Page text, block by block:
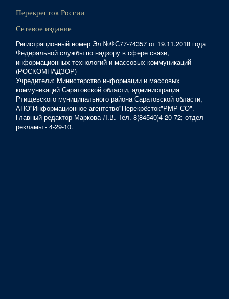
Перекресток России
Сетевое издание
Регистрационный номер Эл №ФС77-74357 от 19.11.2018 года
Федеральной службы по надзору в сфере связи,
информационных технологий и массовых коммуникаций
(РОСКОМНАДЗОР)
Учредители: Министерство информации и массовых
коммуникаций Саратовской области, администрация
Ртищевского муниципального района Саратовской области,
АНО"Информационное агентство"Перекрёсток"РМР СО".
Главный редактор Маркова Л.В. Тел. 8(84540)4-20-72; отдел
рекламы - 4-29-10.